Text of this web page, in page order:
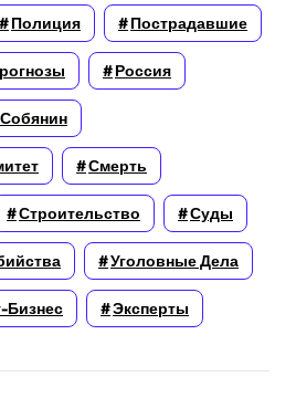
Полиция Пострадавшие
Россия
Смерть
Строительство Суды
Уголовные Дела
Эксперты